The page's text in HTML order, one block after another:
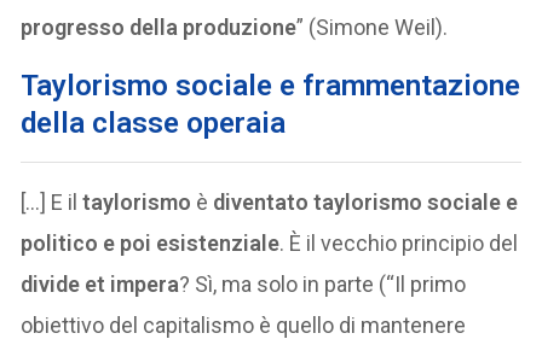
progresso della produzione” (Simone Weil).
Taylorismo sociale e frammentazione
della classe operaia
[…] E iltaylorismo è diventato taylorismo sociale e
politico e poi esistenziale. È il vecchio principio del
divide et impera? Sì, ma solo in parte (“Il primo
obiettivo del capitalismo è quello di mantenere